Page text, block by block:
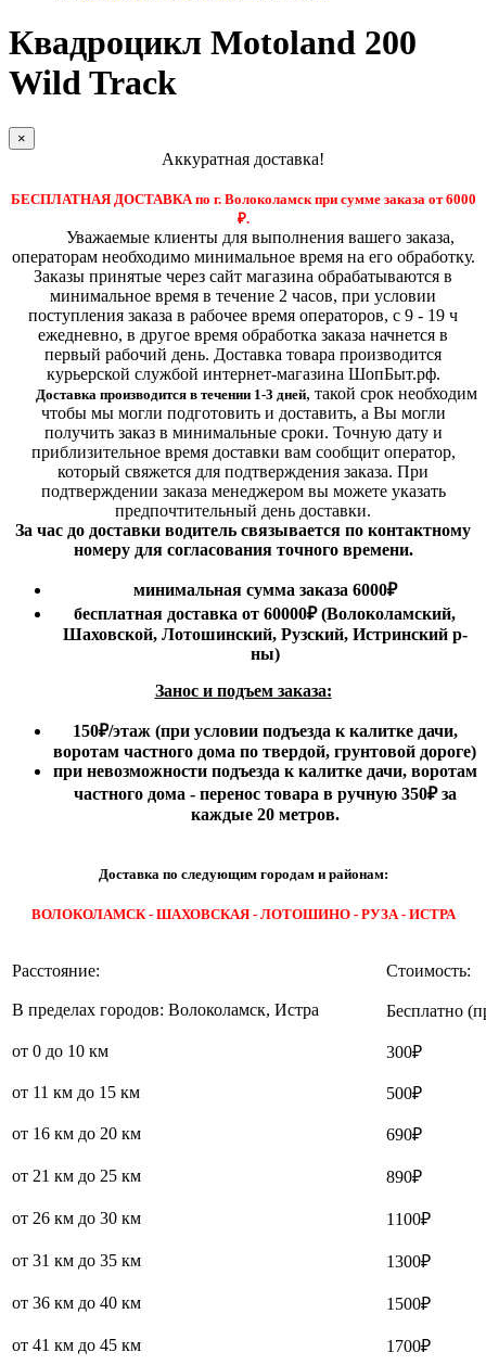
Квадроцикл Motoland 200
Wild Track
×
Аккуратная доставка!
БЕСПЛАТНАЯ ДОСТАВКА по г. Волоколамск при сумме заказа от 6000
₽.
Уважаемые клиенты для выполнения вашего заказа,
операторам необходимо минимальное время на его обработку.
Заказы принятые через сайт магазина обрабатываются в
минимальное время в течение 2 часов, при условии
поступления заказа в рабочее время операторов, с 9 - 19 ч
ежедневно, в другое время обработка заказа начнется в
первый рабочий день. Доставка товара производится
курьерской службой интернет-магазина ШопБыт.рф.
Доставка производится в течении 1-3 дней, такой срок необходим
чтобы мы могли подготовить и доставить, а Вы могли
получить заказ в минимальные сроки. Точную дату и
приблизительное время доставки вам сообщит оператор,
который свяжется для подтверждения заказа. При
подтверждении заказа менеджером вы можете указать
предпочтительный день доставки.
За час до доставки водитель связывается по контактному
номеру для согласования точного времени.
минимальная сумма заказа 6000₽
бесплатная доставка от 60000₽ (Волоколамский,
Шаховской, Лотошинский, Рузский, Истринский р-
ны)
Занос и подъем заказа:
150₽/этаж(при условии подъезда к калитке дачи,
воротам частного дома по твердой, грунтовой дороге)
при невозможности подъезда к калитке дачи, воротам
частного дома - перенос товара в ручную 350₽ за
каждые 20 метров.
Доставка по следующим городам и районам:
ВОЛОКОЛАМСК - ШАХОВСКАЯ - ЛОТОШИНО - РУЗА - ИСТРА
Расстояние: Стоимость:
В пределах городов: Волоколамск, Истра Бесплатно
от 0 до 10 км 300₽
от 11 км до 15 км 500₽
от 16 км до 20 км 690₽
от 21 км до 25 км 890₽
от 26 км до 30 км 1100₽
от 31 км до 35 км 1300₽
от 36 км до 40 км 1500₽
от 41 км до 45 км 1700₽